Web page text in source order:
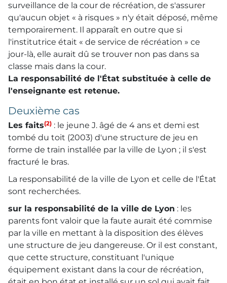
surveillance de la cour de récréation, de s'assurer
qu'aucun objet « à risques » n'y était déposé, même
temporairement. Il apparaît en outre que si
l'institutrice était « de service de récréation » ce
jour-là, elle aurait dû se trouver non pas dans sa
classe mais dans la cour.
La responsabilité de l'État substituée à celle de
l'enseignante est retenue.
Deuxième cas
Les faits(2) : le jeune J. âgé de 4 ans et demi est
tombé du toit (2003) d'une structure de jeu en
forme de train installée par la ville de Lyon ; il s'est
fracturé le bras.
La responsabilité de la ville de Lyon et celle de l'État
sont recherchées.
sur la responsabilité de la ville de Lyon : les
parents font valoir que la faute aurait été commise
par la ville en mettant à la disposition des élèves
une structure de jeu dangereuse. Or il est constant,
que cette structure, constituant l'unique
équipement existant dans la cour de récréation,